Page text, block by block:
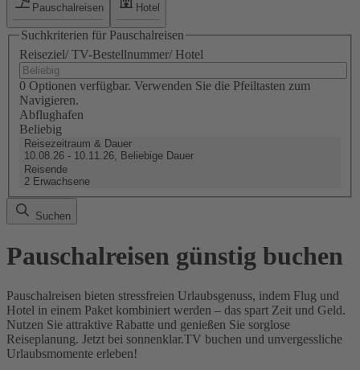
Pauschalreisen Hotel
Suchkriterien für Pauschalreisen
Reiseziel/ TV-Bestellnummer/ Hotel
0 Optionen verfügbar. Verwenden Sie die Pfeiltasten zum
Navigieren.
Abflughafen
Beliebig
Reisezeitraum & Dauer
10.08.26 - 10.11.26, Beliebige Dauer
Reisende
2 Erwachsene
Suchen
Pauschalreisen günstig buchen
Pauschalreisen bieten stressfreien Urlaubsgenuss, indem Flug und
Hotel in einem Paket kombiniert werden – das spart Zeit und Geld.
Nutzen Sie attraktive Rabatte und genießen Sie sorglose
Reiseplanung. Jetzt bei sonnenklar.TV buchen und unvergessliche
Urlaubsmomente erleben!